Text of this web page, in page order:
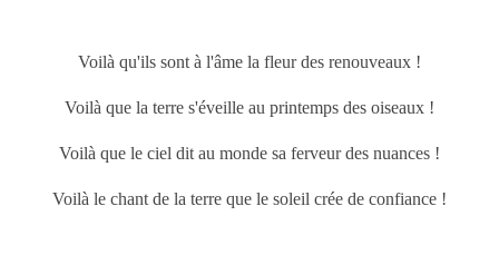
Voilà qu'ils sont à l'âme la fleur des renouveaux !
Voilà que la terre s'éveille au printemps des oiseaux !
Voilà que le ciel dit au monde sa ferveur des nuances !
Voilà le chant de la terre que le soleil crée de confiance !